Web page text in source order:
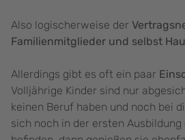
Also logischerweise der
Familienmitglieder und selbst
Allerdings gibt es oft ein paar
Volljährige Kinder sind nur
keinen Beruf haben und noch bei
sich noch in der ersten